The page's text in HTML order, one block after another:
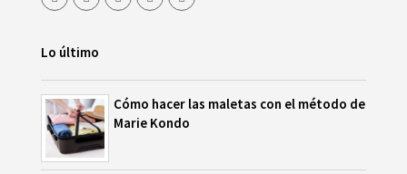
Lo último
Cómo hacer las maletas con el método de
Marie Kondo